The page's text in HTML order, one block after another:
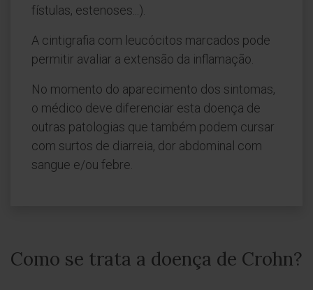
fístulas, estenoses...).
A cintigrafia com leucócitos marcados pode
permitir avaliar a extensão da inflamação.
No momento do aparecimento dos sintomas,
o médico deve diferenciar esta doença de
outras patologias que também podem cursar
com surtos de diarreia, dor abdominal com
sangue e/ou febre.
Como se trata a doença de Crohn?